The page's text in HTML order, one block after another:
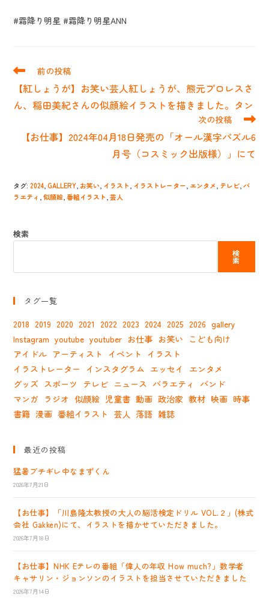
#霜降り明星 #霜降り明星ANN
そ
他
の
前の投稿
【紅しょうが】お笑い芸人紅しょうが、熊元プロレスさ
ん、稲田美紀さんの似顔絵イラストを描きました。タン
次の投稿
【お仕事】2024年04月18日発売の「オール漢字パズル6
月号（コスミック出版様）」にて
タグ:2024, GALLERY, お笑い, イラスト, イラストレーター, エンタメ, テレビ, バ
ラエティ , 似顔絵, 番組イラスト, 芸人
検索
検
索
タグ一覧
2018 2019 2020 2021 2022 2023 2024 2025 2026 gallery
Instagram youtube youtuber お仕事 お笑い こども向け
アイドル アーティスト イベント
イラスト
イラストレーター
インスタグラム エッセイ
エンタメ
グッズ スポーツ テレビ ニュース バラエティ
バンド
マンガ ラジオ 似顔絵 児童書 動画 政治家 教材 映画 時事
書籍 漫画 番組イラスト 芸人 落語 雑誌
最近の投稿
猛暑ブチギレ中なまずくん
2026年7月21日
【お仕事】「川島隆太教授の大人の脳活検定ドリル VOL.２」(株式
会社 Gakken)にて、イラストを描かせていただきました。
2026年7月18日
【お仕事】NHK Eテレの番組「偉人の年収 How much?」数学者
キャサリン・ジョンソンのイラストを担当させていただきました
2026年7月14日